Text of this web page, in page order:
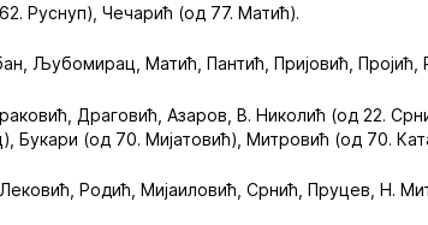
Руснуп), Чечарић (од 77. Матић).
Љубомирац, Матић, Пантић, Пријовић, Пројић,
Драговић, Азаров, В. Николић (од 22.
Букари (од 70. Мијатовић), Митровић (од 70.
Родић, Мијаиловић, Срнић, Пруцев, Н.